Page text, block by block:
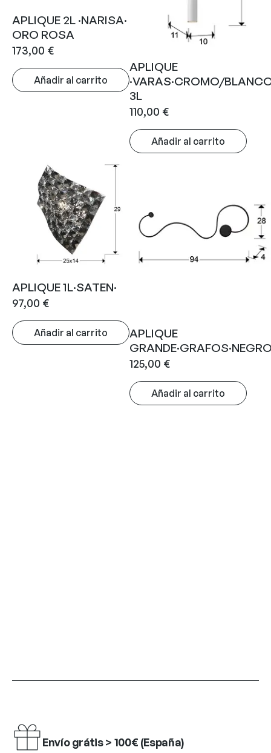
APLIQUE 2L ·NARISA·
ORO ROSA
173,00 €
Añadir al carrito
APLIQUE
·VARAS·CROMO/
3L
110,00 €
Añadir al carrito
APLIQUE 1L·SATEN·
97,00 €
Añadir al carrito
APLIQUE
125,00 €
Añadir al carrito
Envío grátis > 100€ (España)